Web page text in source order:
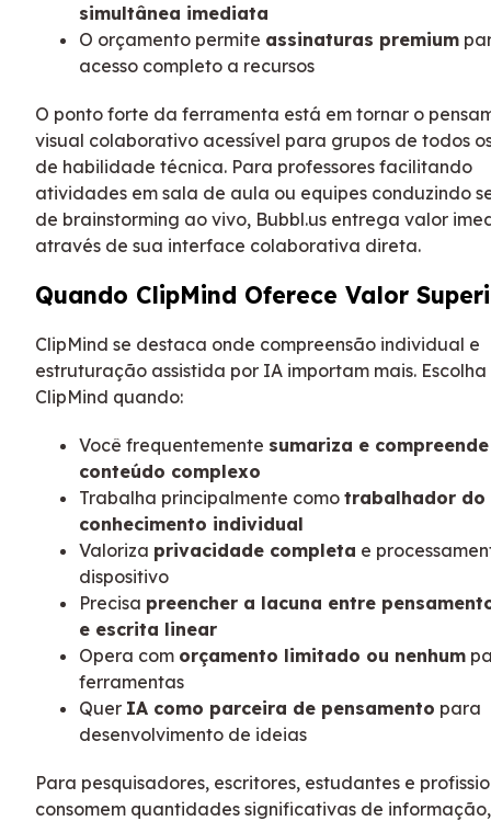
simultânea imediata
O orçamento permite assinaturas premium
acesso completo a recursos
O ponto forte da ferramenta está em tornar o
visual colaborativo acessível para grupos de todos
de habilidade técnica. Para professores facilitando
atividades em sala de aula ou equipes conduzindo
de brainstorming ao vivo, Bubbl.us entrega valor
através de sua interface colaborativa direta.
Quando ClipMind Oferece Valor
ClipMind se destaca onde compreensão individual e
estruturação assistida por IA importam mais. Escolha
ClipMind quando:
Você frequentemente sumariza e compreende
conteúdo complexo
Trabalha principalmente como trabalhador do
conhecimento individual
Valoriza privacidade completa e
dispositivo
Precisa preencher a lacuna entre
e escrita linear
Opera com orçamento limitado ou nenhum
ferramentas
Quer IA como parceira de pensamento para
desenvolvimento de ideias
Para pesquisadores, escritores, estudantes e
consomem quantidades significativas de